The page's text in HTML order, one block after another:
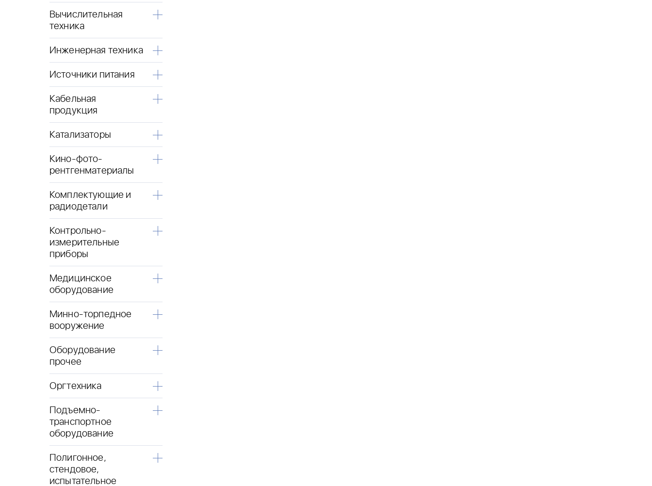
Вычислительная
техника
Инженерная техника
Источники питания
Кабельная
продукция
Катализаторы
Кино-фото-
рентгенматериалы
Комплектующие и
радиодетали
Контрольно-
измерительные
приборы
Медицинское
оборудование
Минно-торпедное
вооружение
Оборудование
прочее
Оргтехника
Подъемно-
транспортное
оборудование
Полигонное,
стендовое,
испытательное